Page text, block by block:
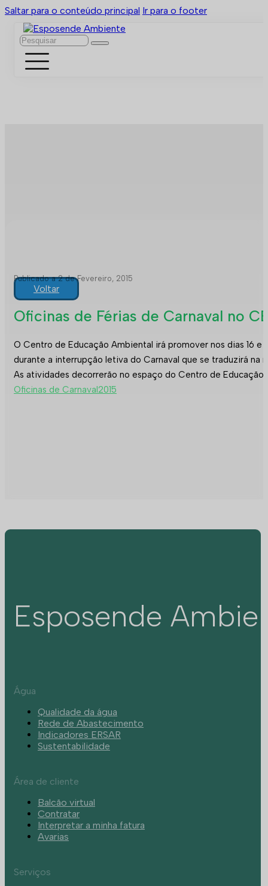
Saltar para o conteúdo principal Ir para o footer
Pesquisar
Publicado a 2 de Fevereiro, 2015
Voltar
Oficinas de Férias de Carnaval no
O Centro de Educação Ambiental irá promover nos dias 16
durante a interrupção letiva do Carnaval que se traduzirá na
As atividades decorrerão no espaço do Centro de
Oficinas de Carnaval2015
Esposende
Água
Qualidade da água
Rede de Abastecimento
Indicadores ERSAR
Sustentabilidade
Área de cliente
Balcão virtual
Contratar
Interpretar a minha fatura
Avarias
Serviços